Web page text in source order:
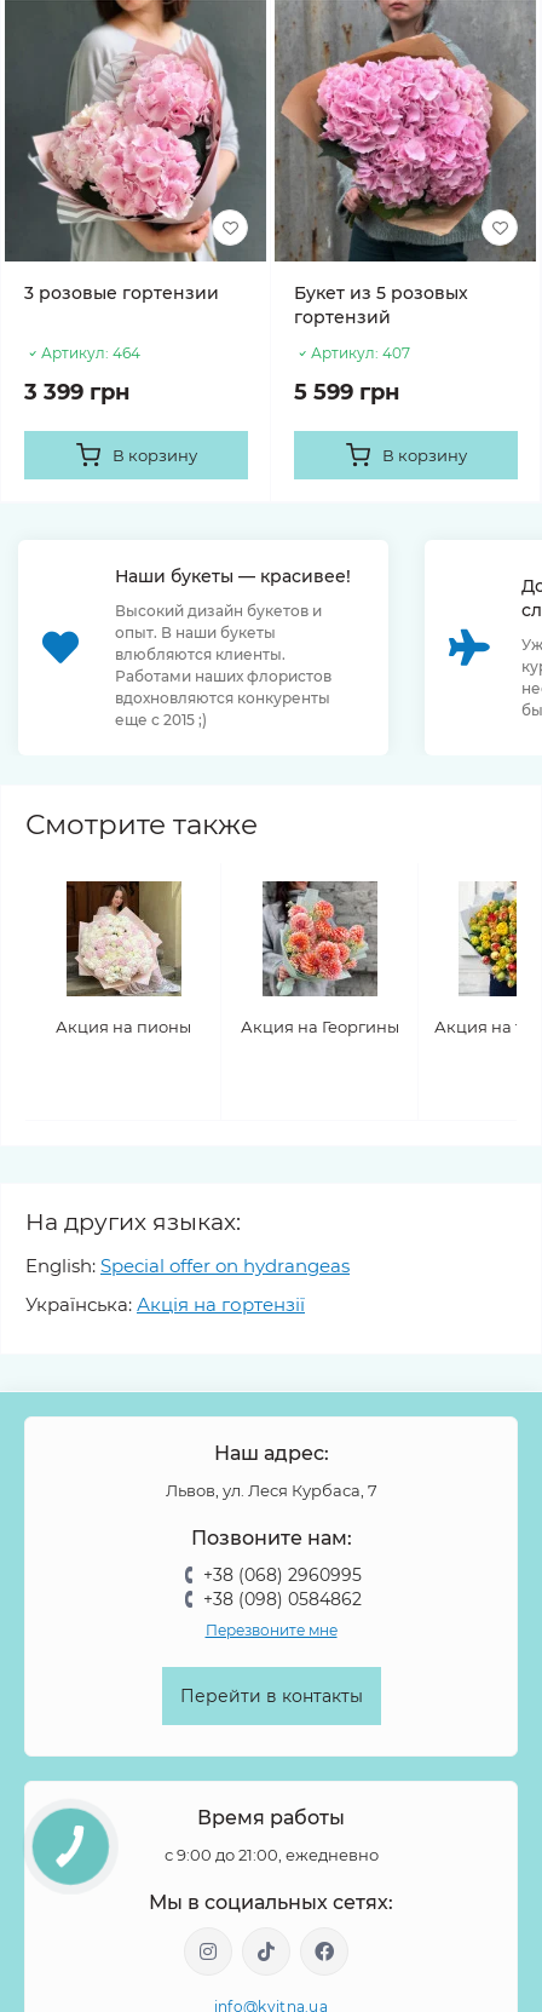
3 розовые гортензии
Артикул: 464
3 399 грн
В корзину
Букет из 5 розовых
гортензий
Артикул: 407
5 599 грн
В корзину
Наши букеты — красивее!
Высокий дизайн букетов и
опыт. В наши букеты
влюбляются клиенты.
Работами наших флористов
вдохновляются конкуренты
еще с 2015 ;)
Смотрите также
Акция на пионы Акция на Георгины Акция на
На других языках:
English: Special offer on hydrangeas
Українська: Акція на гортензії
Наш адрес:
Львов, ул. Леся Курбаса, 7
Позвоните нам:
+38 (068) 2960995
+38 (098) 0584862
Перезвоните мне
Перейти в контакты
Время работы
с 9:00 до 21:00, ежедневно
Мы в социальных сетях:
info@kvitna.ua